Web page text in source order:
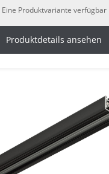
Eine Produktvariante verfügbar
Produktdetails ansehen